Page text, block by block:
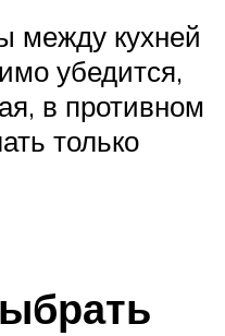
между кухней
убедится,
в противном
только